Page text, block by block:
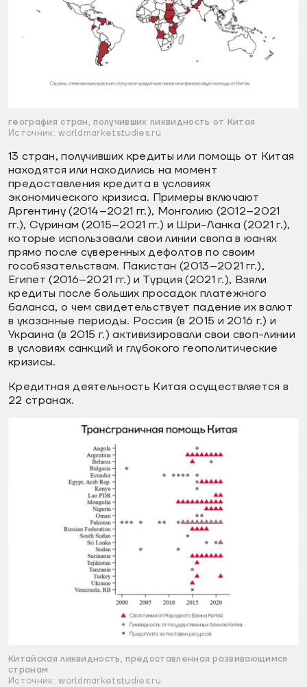
география стран, получивших ликвидность от Китая
Источник: worldmarketstudies.ru
13 стран, получивших кредиты или помощь от Китая
находятся или находились на момент
предоставления кредита в условиях
экономического кризиса. Примеры включают
Аргентину (2014–2021 гг.), Монголию (2012–2021
гг.), Суринам (2015–2021 гг.) и Шри-Ланка (2021 г.),
которые использовали свои линии свопа в юанях
прямо после суверенных дефолтов по своим
гособязательствам. Пакистан (2013–2021 гг.),
Египет (2016–2021 гг.) и Турция (2021 г.), Взяли
кредиты после больших просадок платежного
баланса, о чем свидетельствует падение их валют
в указанные периоды. Россия (в 2015 и 2016 г.) и
Украина (в 2015 г.) активизировали свои своп-линии
в условиях санкций и глубокого геополитические
кризисы.
Кредитная деятельность Китая осуществляется в
22 странах.
Китайская ликвидность, предоставленная развивающимся
странам
Источник: worldmarketstudies.ru